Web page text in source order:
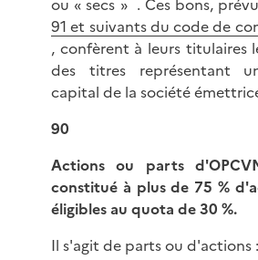
ou « secs » . Ces bons,
91 et suivants du code de
, confèrent à leurs titulaires
des titres représentant
capital de la société
90
Actions ou parts
constitué à plus de 75 %
éligibles au quota de 30 %.
Il s'agit de parts ou d'actions :